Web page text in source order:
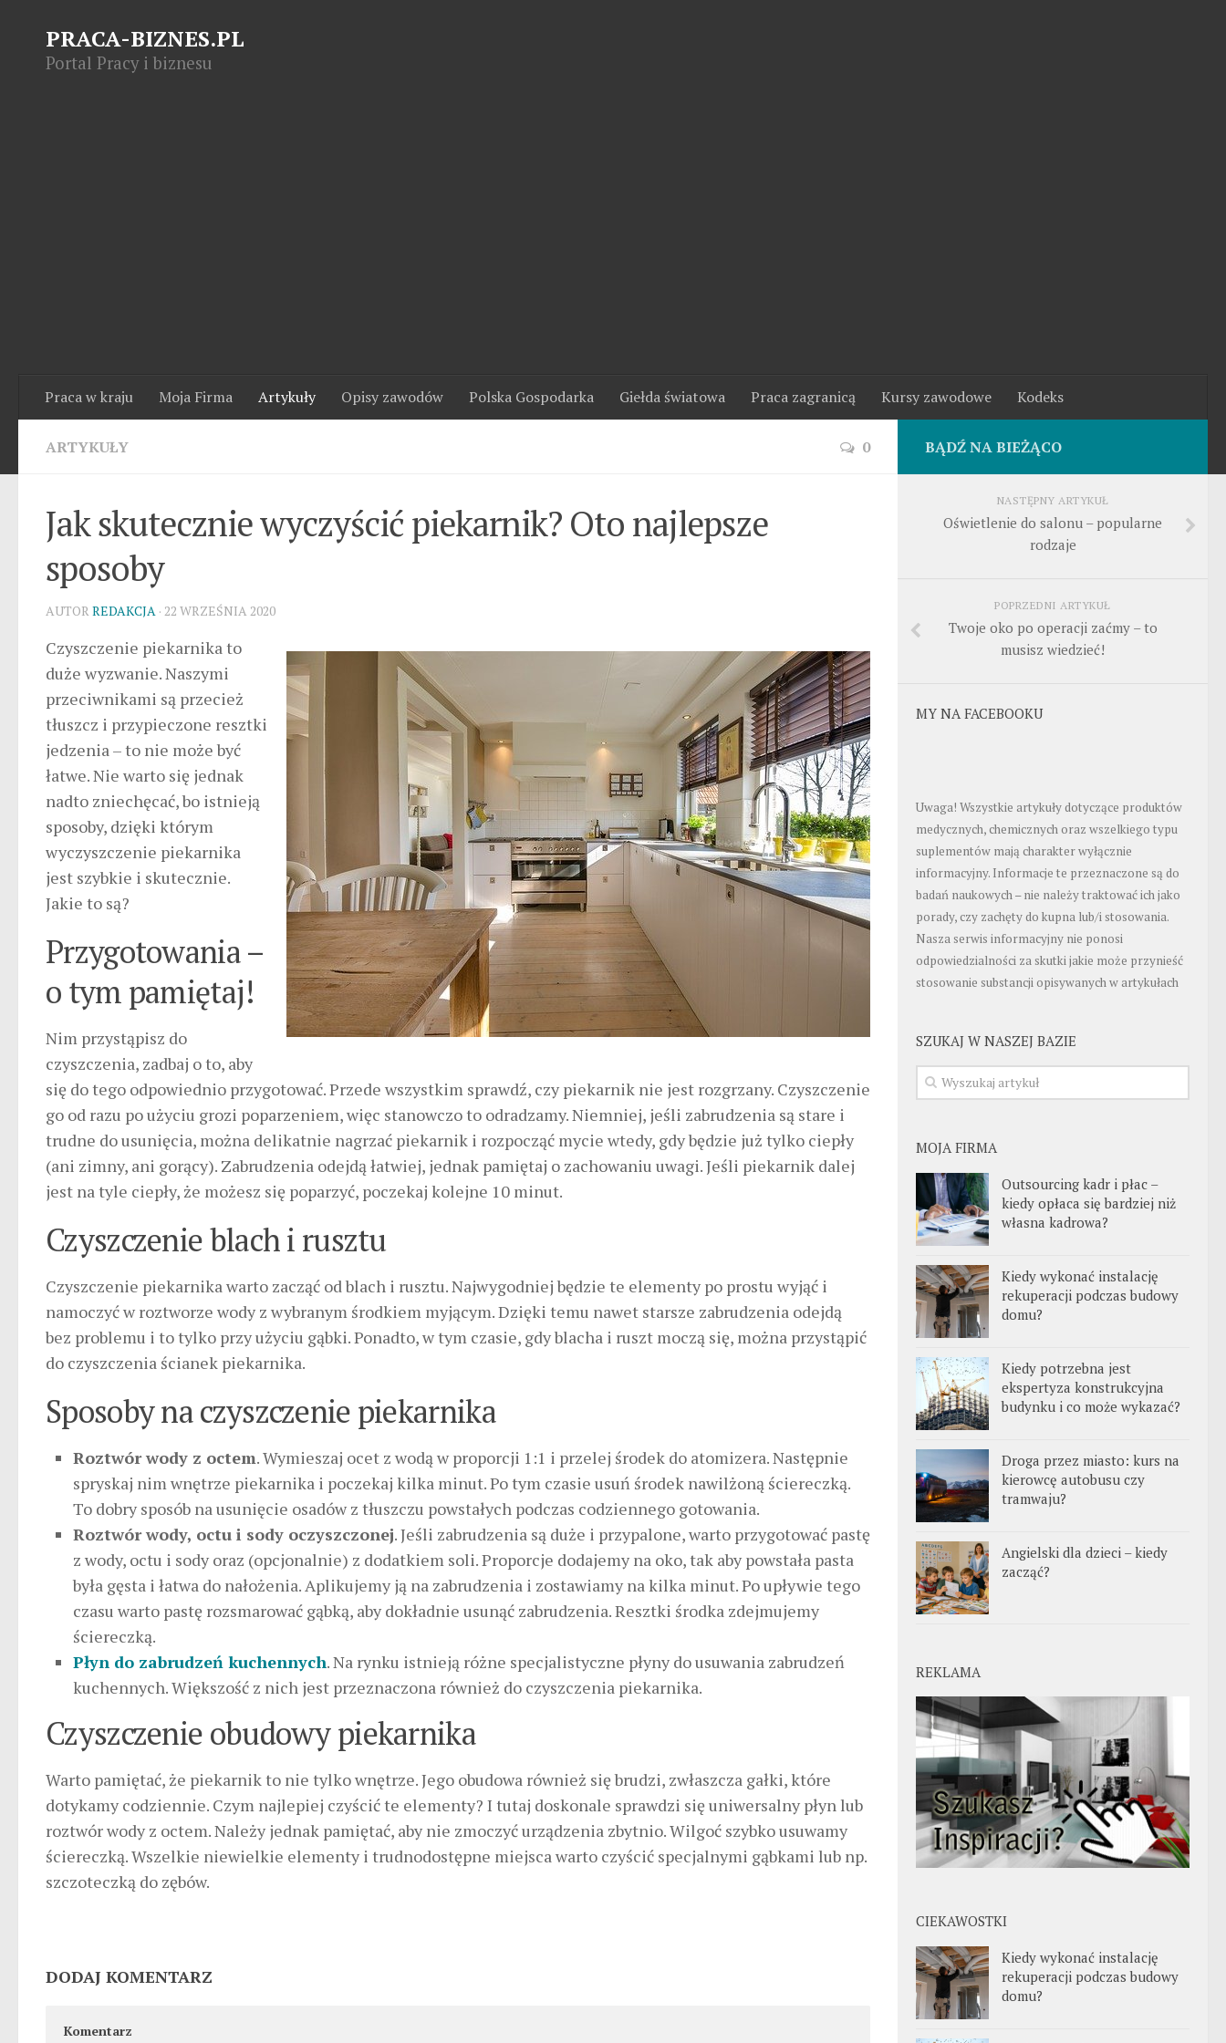
PRACA-BIZNES.PL
Portal Pracy i biznesu
Praca w kraju Moja Firma Artykuły Opisy zawodów Polska Gospodarka Giełda światowa Praca zagranicą Kursy zawodowe Kodeks
ARTYKUŁY 0
Jak skutecznie wyczyścić piekarnik? Oto najlepsze
sposoby
AUTOR REDAKCJA · 22 WRZEŚNIA 2020
Czyszczenie piekarnika to
duże wyzwanie. Naszymi
przeciwnikami są przecież
tłuszcz i przypieczone resztki
jedzenia – to nie może być
łatwe. Nie warto się jednak
nadto zniechęcać, bo istnieją
sposoby, dzięki którym
wyczyszczenie piekarnika
jest szybkie i skutecznie.
Jakie to są?
Przygotowania –
o tym pamiętaj!
Nim przystąpisz do
czyszczenia, zadbaj o to, aby
się do tego odpowiednio przygotować. Przede wszystkim sprawdź, czy piekarnik nie jest rozgrzany. Czyszczenie
go od razu po użyciu grozi poparzeniem, więc stanowczo to odradzamy. Niemniej, jeśli zabrudzenia są stare i
trudne do usunięcia, można delikatnie nagrzać piekarnik i rozpocząć mycie wtedy, gdy będzie już tylko ciepły
(ani zimny, ani gorący). Zabrudzenia odejdą łatwiej, jednak pamiętaj o zachowaniu uwagi. Jeśli piekarnik dalej
jest na tyle ciepły, że możesz się poparzyć, poczekaj kolejne 10 minut.
Czyszczenie blach i rusztu
Czyszczenie piekarnika warto zacząć od blach i rusztu. Najwygodniej będzie te elementy po prostu wyjąć i
namoczyć w roztworze wody z wybranym środkiem myjącym. Dzięki temu nawet starsze zabrudzenia odejdą
bez problemu i to tylko przy użyciu gąbki. Ponadto, w tym czasie, gdy blacha i ruszt moczą się, można przystąpić
do czyszczenia ścianek piekarnika.
Sposoby na czyszczenie piekarnika
Roztwór wody z octem. Wymieszaj ocet z wodą w proporcji 1:1 i przelej środek do atomizera. Następnie
spryskaj nim wnętrze piekarnika i poczekaj kilka minut. Po tym czasie usuń środek nawilżoną ściereczką.
To dobry sposób na usunięcie osadów z tłuszczu powstałych podczas codziennego gotowania.
Roztwór wody, octu i sody oczyszczonej. Jeśli zabrudzenia są duże i przypalone, warto przygotować pastę
z wody, octu i sody oraz (opcjonalnie) z dodatkiem soli. Proporcje dodajemy na oko, tak aby powstała pasta
była gęsta i łatwa do nałożenia. Aplikujemy ją na zabrudzenia i zostawiamy na kilka minut. Po upływie tego
czasu warto pastę rozsmarować gąbką, aby dokładnie usunąć zabrudzenia. Resztki środka zdejmujemy
ściereczką.
Płyn do zabrudzeń kuchennych. Na rynku istnieją różne specjalistyczne płyny do usuwania zabrudzeń
kuchennych. Większość z nich jest przeznaczona również do czyszczenia piekarnika.
Czyszczenie obudowy piekarnika
Warto pamiętać, że piekarnik to nie tylko wnętrze. Jego obudowa również się brudzi, zwłaszcza gałki, które
dotykamy codziennie. Czym najlepiej czyścić te elementy? I tutaj doskonale sprawdzi się uniwersalny płyn lub
roztwór wody z octem. Należy jednak pamiętać, aby nie zmoczyć urządzenia zbytnio. Wilgoć szybko usuwamy
ściereczką. Wszelkie niewielkie elementy i trudnodostępne miejsca warto czyścić specjalnymi gąbkami lub np.
szczoteczką do zębów.
DODAJ KOMENTARZ
Komentarz
BĄDŹ NA BIEŻĄCO
NASTĘPNY ARTYKUŁ
Oświetlenie do salonu – popularne
rodzaje
POPRZEDNI ARTYKUŁ
Twoje oko po operacji zaćmy – to
musisz wiedzieć!
MY NA FACEBOOKU
Uwaga! Wszystkie artykuły dotyczące produktów
medycznych, chemicznych oraz wszelkiego typu
suplementów mają charakter wyłącznie
informacyjny. Informacje te przeznaczone są do
badań naukowych – nie należy traktować ich jako
porady, czy zachęty do kupna lub/i stosowania.
Nasza serwis informacyjny nie ponosi
odpowiedzialności za skutki jakie może przynieść
stosowanie substancji opisywanych w artykułach
SZUKAJ W NASZEJ BAZIE
MOJA FIRMA
Outsourcing kadr i płac –
kiedy opłaca się bardziej niż
własna kadrowa?
Kiedy wykonać instalację
rekuperacji podczas budowy
domu?
Kiedy potrzebna jest
ekspertyza konstrukcyjna
budynku i co może wykazać?
Droga przez miasto: kurs na
kierowcę autobusu czy
tramwaju?
Angielski dla dzieci – kiedy
zacząć?
REKLAMA
CIEKAWOSTKI
Kiedy wykonać instalację
rekuperacji podczas budowy
domu?